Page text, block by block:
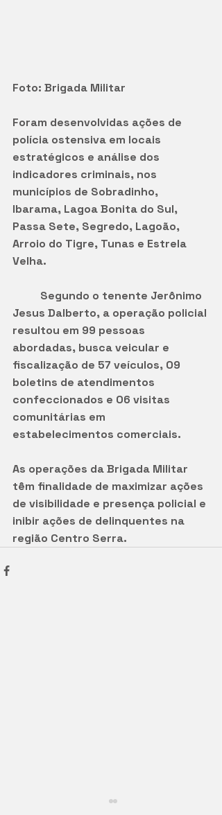
Foto: Brigada Militar
Foram desenvolvidas ações de
polícia ostensiva em locais
estratégicos e análise dos
indicadores criminais, nos
municípios de Sobradinho,
Ibarama, Lagoa Bonita do Sul,
Passa Sete, Segredo, Lagoão,
Arroio do Tigre, Tunas e Estrela
Velha.
Jesus Dalberto, a operação policial
resultou em 99 pessoas
abordadas, busca veicular e
fiscalização de 57 veículos, 09
boletins de atendimentos
confeccionados e 06 visitas
comunitárias em
estabelecimentos comerciais.
As operações da Brigada Militar
têm finalidade de maximizar ações
de visibilidade e presença policial e
inibir ações de delinquentes na
região Centro Serra.